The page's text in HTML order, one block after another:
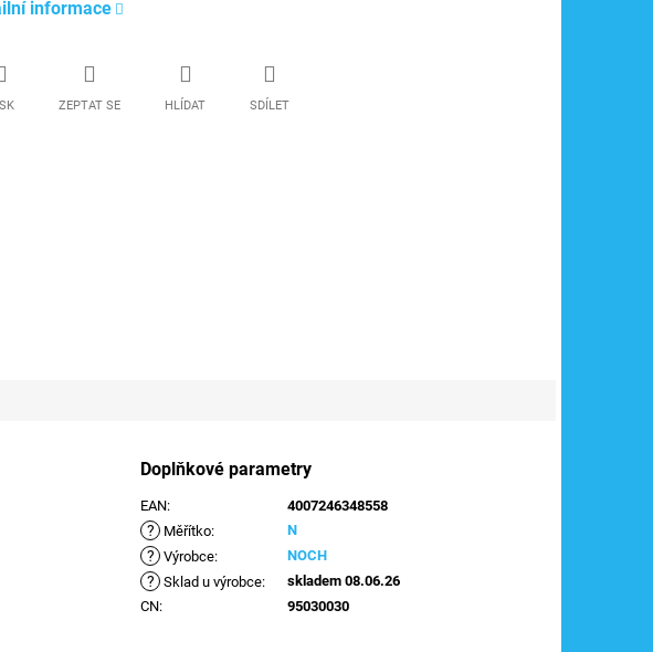
informace
ZEPTAT SE HLÍDAT SDÍLET
Doplňkové parametry
EAN: 4007246348558
? Měřítko: N
? Výrobce: NOCH
? Sklad u výrobce:
skladem 08.06.26
CN: 95030030